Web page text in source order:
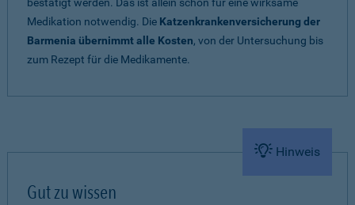
Medikation notwendig. Die Katzenkrankenversicherung der
Barmenia übernimmt alle Kosten, von der Untersuchung bis
zum Rezept für die Medikamente.
Hinweis
Gut zu wissen